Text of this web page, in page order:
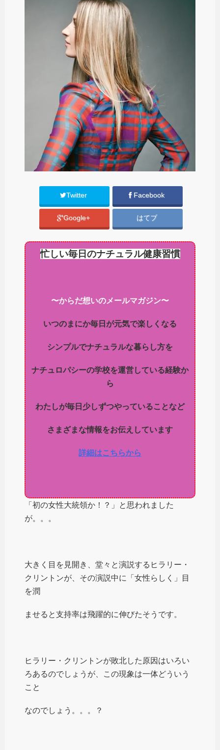
Twitter Facebook
Google+ はてブ
忙しい毎日のナチュラル健康習慣
〜からだ想いのメールマガジン〜
いつのまにか毎日が元気で楽しくなる
シンプルでナチュラルな暮らし方を
ナチュロパシーの学校を運営している経験か
ら
わたしが毎日少しずつやっていることなど
さまざまな情報をお伝えしています
詳細はこちらから
「初の女性大統領か！？」と思われました
が。。。
大きく目を見開き、堂々と演説するヒラリー・
クリントンが、その演説中に「女性らしく」目
を潤
ませると支持率は飛躍的に伸びたそうです。
ヒラリー・クリントンが敗北した原因はいろい
ろあるのでしょうが、この現象は一体どういう
こと
なのでしょう。。。？